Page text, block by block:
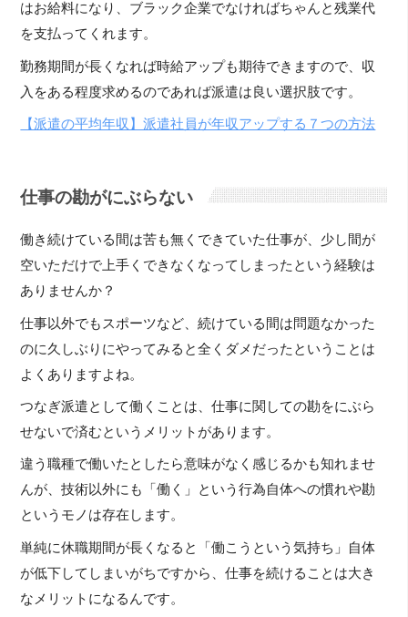
はお給料になり、ブラック企業でなければちゃんと残業代
を支払ってくれます。
勤務期間が長くなれば時給アップも期待できますので、収
入をある程度求めるのであれば派遣は良い選択肢です。
【派遣の平均年収】派遣社員が年収アップする７つの方法
仕事の勘がにぶらない
働き続けている間は苦も無くできていた仕事が、少し間が
空いただけで上手くできなくなってしまったという経験は
ありませんか？
仕事以外でもスポーツなど、続けている間は問題なかった
のに久しぶりにやってみると全くダメだったということは
よくありますよね。
つなぎ派遣として働くことは、仕事に関しての勘をにぶら
せないで済むというメリットがあります。
違う職種で働いたとしたら意味がなく感じるかも知れませ
んが、技術以外にも「働く」という行為自体への慣れや勘
というモノは存在します。
単純に休職期間が長くなると「働こうという気持ち」自体
が低下してしまいがちですから、仕事を続けることは大き
なメリットになるんです。